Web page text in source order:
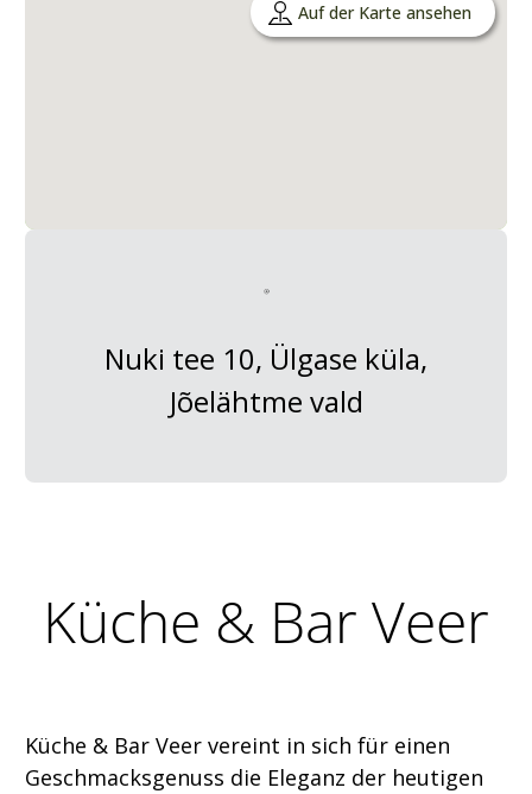
Auf der Karte ansehen
Nuki tee 10, Ülgase küla,
Jõelähtme vald
Küche & Bar Veer
Küche & Bar Veer vereint in sich für einen
Geschmacksgenuss die Eleganz der heutigen